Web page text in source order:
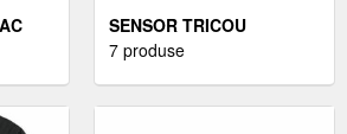
SENSOR TRICOU
FUNCȚIONAL DE
7 produse